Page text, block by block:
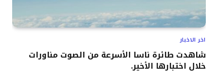
اخر الاخبار
شاهدت طائرة ناسا الأسرعة من الصوت مناورات
خلال اختبارها الأخير.